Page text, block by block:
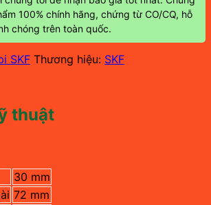
100% chính hãng, chứng từ CO/CQ, hỗ
chóng trên toàn quốc.
SKF Thương hiệu: SKF
thuật
30 mm
72 mm